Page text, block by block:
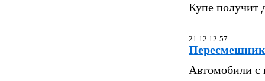
Купе получит
21.12 12:57
Автомобили